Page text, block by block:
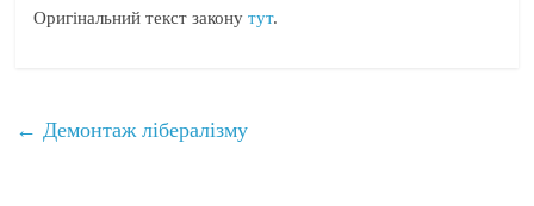
Оригінальний текст законутут.
← Демонтаж лібералізму